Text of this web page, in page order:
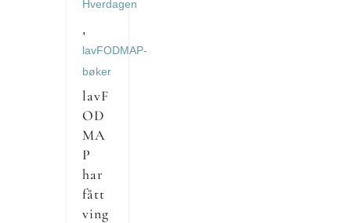
Hverdagen
,
lavFODMAP-
bøker
lavF
OD
MA
P
har
fått
ving